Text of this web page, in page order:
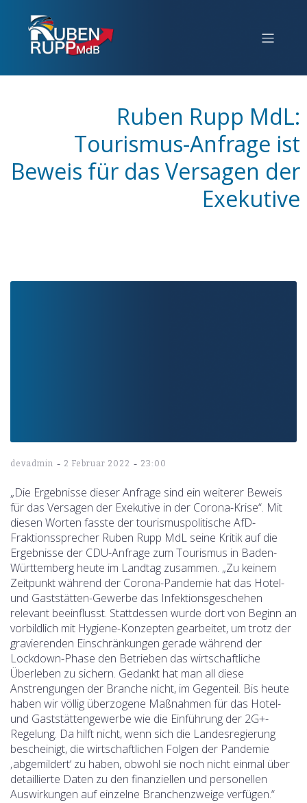
Ruben Rupp MdL:
Tourismus-Anfrage ist
Beweis für das Versagen der
Exekutive
devadmin - 2 Februar 2022 - 23:00
„Die Ergebnisse dieser Anfrage sind ein weiterer Beweis
für das Versagen der Exekutive in der Corona-Krise“. Mit
diesen Worten fasste der tourismuspolitische AfD-
Fraktionssprecher Ruben Rupp MdL seine Kritik auf die
Ergebnisse der CDU-Anfrage zum Tourismus in Baden-
Württemberg heute im Landtag zusammen. „Zu keinem
Zeitpunkt während der Corona-Pandemie hat das Hotel-
und Gaststätten-Gewerbe das Infektionsgeschehen
relevant beeinflusst. Stattdessen wurde dort von Beginn an
vorbildlich mit Hygiene-Konzepten gearbeitet, um trotz der
gravierenden Einschränkungen gerade während der
Lockdown-Phase den Betrieben das wirtschaftliche
Überleben zu sichern. Gedankt hat man all diese
Anstrengungen der Branche nicht, im Gegenteil. Bis heute
haben wir völlig überzogene Maßnahmen für das Hotel-
und Gaststättengewerbe wie die Einführung der 2G+-
Regelung. Da hilft nicht, wenn sich die Landesregierung
bescheinigt, die wirtschaftlichen Folgen der Pandemie
‚abgemildert‘ zu haben, obwohl sie noch nicht einmal über
detaillierte Daten zu den finanziellen und personellen
Auswirkungen auf einzelne Branchenzweige verfügen.“